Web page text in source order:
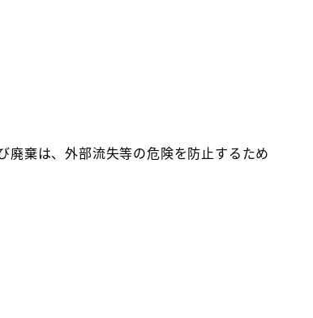
廃棄は、外部流失等の危険を防止するため